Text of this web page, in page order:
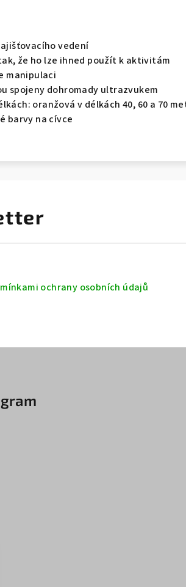
vedení
že ho lze ihned použít k aktivitám
manipulaci
spojeny dohromady ultrazvukem
oranžová v délkách 40, 60 a 70
barvy na cívce
ochrany osobních údajů